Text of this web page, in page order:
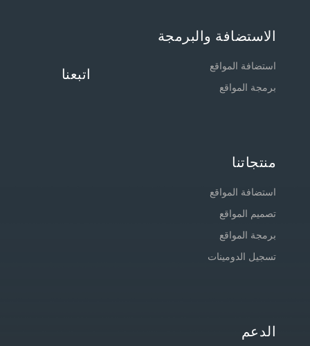
الاستضافة والبرمجة
استضافة المواقع
برمجة المواقع
اتبعنا
منتجاتنا
استضافة المواقع
تصميم المواقع
برمجة المواقع
تسجيل الدومينات
الدعم